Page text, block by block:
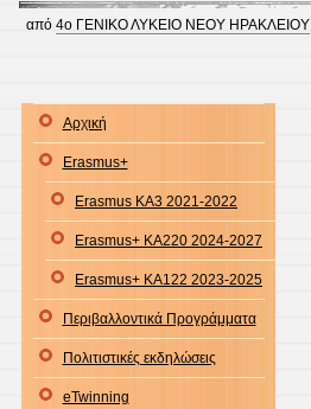
από4ο ΓΕΝΙΚΟ ΛΥΚΕΙΟ ΝΕΟΥ ΗΡΑΚΛΕΙΟΥ
Αρχική
Erasmus+
Erasmus KA3 2021-2022
Erasmus+ KA220 2024-2027
Erasmus+ KA122 2023-2025
Περιβαλλοντικά Προγράμματα
Πολιτιστικές εκδηλώσεις
eTwinning